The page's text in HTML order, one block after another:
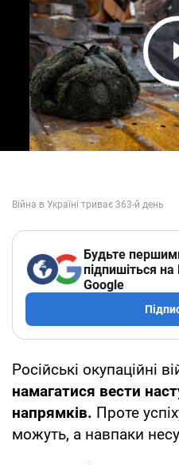
Будьте
підпишіться
Google
Російські окупаційні
намагатися вести
напрямків. Проте
можуть, а навпаки